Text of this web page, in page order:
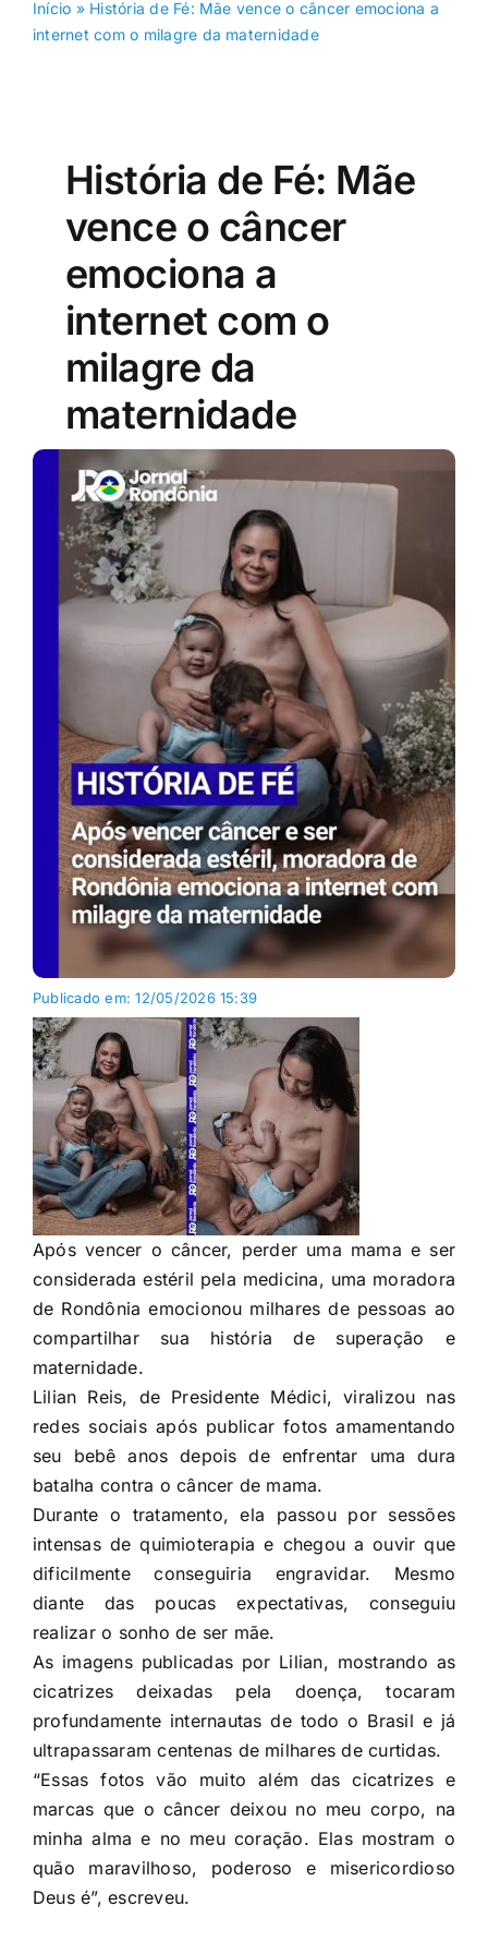
Início » História de Fé: Mãe vence o câncer emociona a
internet com o milagre da maternidade
História de Fé: Mãe
vence o câncer
emociona a
internet com o
milagre da
maternidade
Publicado em: 12/05/2026 15:39
Após vencer o câncer, perder uma mama e ser
considerada estéril pela medicina, uma moradora
de Rondônia emocionou milhares de pessoas ao
compartilhar sua história de superação e
maternidade.
Lilian Reis, de Presidente Médici, viralizou nas
redes sociais após publicar fotos amamentando
seu bebê anos depois de enfrentar uma dura
batalha contra o câncer de mama.
Durante o tratamento, ela passou por sessões
intensas de quimioterapia e chegou a ouvir que
dificilmente conseguiria engravidar. Mesmo
diante das poucas expectativas, conseguiu
realizar o sonho de ser mãe.
As imagens publicadas por Lilian, mostrando as
cicatrizes deixadas pela doença, tocaram
profundamente internautas de todo o Brasil e já
ultrapassaram centenas de milhares de curtidas.
“Essas fotos vão muito além das cicatrizes e
marcas que o câncer deixou no meu corpo, na
minha alma e no meu coração. Elas mostram o
quão maravilhoso, poderoso e misericordioso
Deus é”, escreveu.